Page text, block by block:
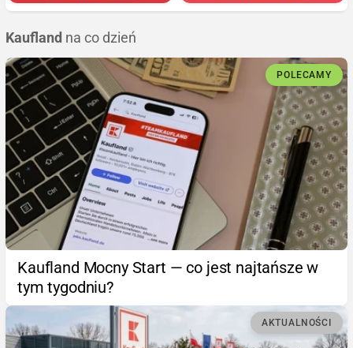
Kaufland na co dzień
POLECAMY
Kaufland Mocny Start — co jest najtańsze w
tym tygodniu?
AKTUALNOŚCI